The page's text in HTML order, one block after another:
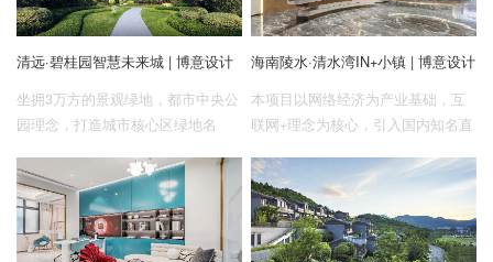
企业会员
关于投稿
广告投放
关于我们
联系我们
智中心、AI研发商务基地、AI智能
教育基地、活力商业区、人才公寓
等配套。
清远·碧桂园智慧未来城 | 博意设计
坐拥3万方的景观绿地，都市中央公
园理念，打造城市核心区绿地名
海南陵水·清水湾IN+小镇 | 博意设计
本项目以网络经济为产业基础，互
联网+理念为核心，引入国内知名直
播场地，多点开播，开启海南首个
国际化直播生态艺术园区。周边的
景观资源、配套相对完善，提升陵
水的旅游形象，凸显自身特色，打